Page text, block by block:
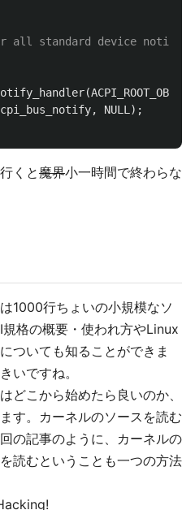
all standard device
(ACPI_ROOT_OBJECT
, NULL);
くと魔界小一時間で終わらな
1000行ちょいの小規模なソ
格の概要・使われ方やLinux
ついても知ることができま
いですね。
どこから始めたら良いのか、
す。カーネルのソースを読む
の記事のように、カーネルの
読むということも一つの方法